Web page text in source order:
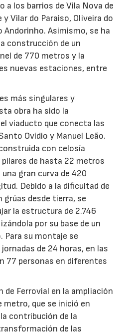
a los barrios de Vila Nova de
y Vilar do Paraiso, Oliveira do
Andorinho. Asimismo, se ha
construcción de un
de 770 metros y la
nuevas estaciones, entre
más singulares y
obra ha sido la
viaducto que conecta las
Ovídio y Manuel Leão.
con celosía
de hasta 22 metros
gran curva de 420
Debido a la dificultad de
grúas desde tierra, se
la estructura de 2.746
por su base de un
Para su montaje se
de 24 horas, en las
77 personas en diferentes
de Ferrovial en la ampliación
metro, que se inició en
contribución de la
de las